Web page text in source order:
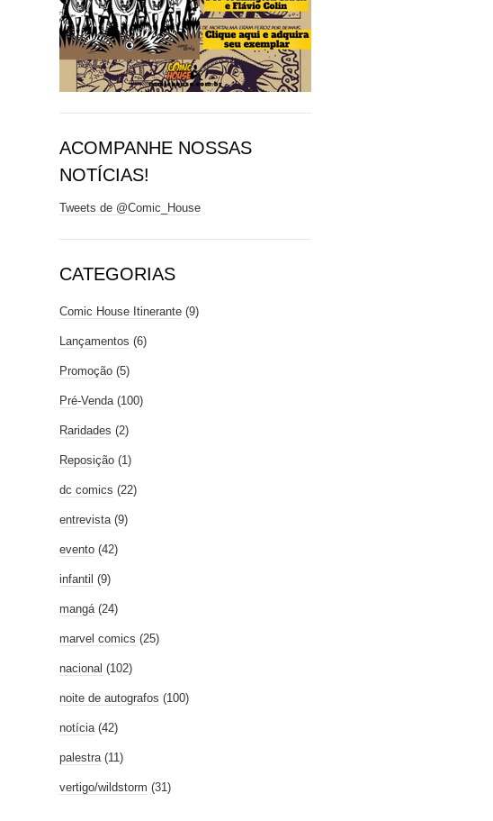
ACOMPANHE NOSSAS
NOTÍCIAS!
Tweets de @Comic_House
CATEGORIAS
Comic House Itinerante (9)
Lançamentos (6)
Promoção (5)
Pré-Venda (100)
Raridades (2)
Reposição (1)
dc comics (22)
entrevista (9)
evento (42)
infantil (9)
mangá (24)
marvel comics (25)
nacional (102)
noite de autografos (100)
notícia (42)
palestra (11)
vertigo/wildstorm (31)